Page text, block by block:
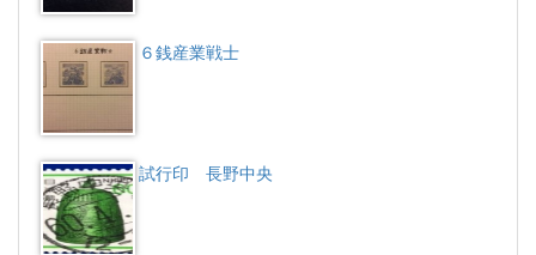
６銭産業戦士
試行印 長野中央